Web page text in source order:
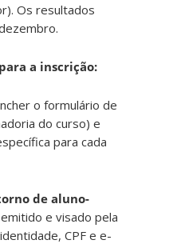
Os resultados
a inscrição:
o formulário de
do curso) e
para cada
de aluno-
e visado pela
CPF e e-